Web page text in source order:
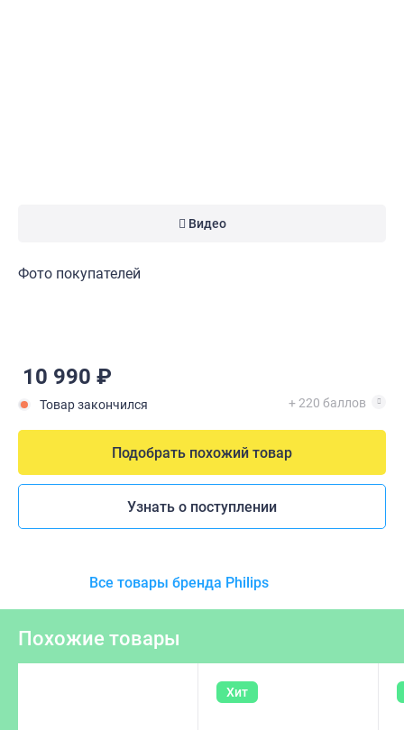
Видео
Фото покупателей
10 990 ₽
Товар закончился + 220 баллов
Подобрать похожий товар
Узнать о поступлении
Все товары бренда Philips
Похожие товары
Хит